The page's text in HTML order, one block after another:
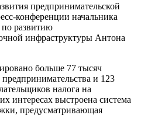
предпринимательской
конференции начальника
по развитию
инфраструктуры Антона
больше 77 тысяч
и 123
налога на
интересах выстроена система
предусматривающая